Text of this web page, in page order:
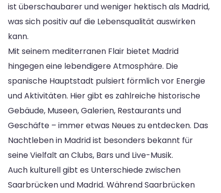
ist überschaubarer und weniger hektisch als Madrid,
was sich positiv auf die Lebensqualität auswirken
kann.
Mit seinem mediterranen Flair bietet Madrid
hingegen eine lebendigere Atmosphäre. Die
spanische Hauptstadt pulsiert förmlich vor Energie
und Aktivitäten. Hier gibt es zahlreiche historische
Gebäude, Museen, Galerien, Restaurants und
Geschäfte – immer etwas Neues zu entdecken. Das
Nachtleben in Madrid ist besonders bekannt für
seine Vielfalt an Clubs, Bars und Live-Musik.
Auch kulturell gibt es Unterschiede zwischen
Saarbrücken und Madrid. Während Saarbrücken